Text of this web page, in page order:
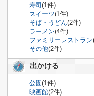
寿司 (1件)
スイーツ(1件)
そば・うどん(2件)
ラーメン(4件)
ファミリーレストラン
その他(2件)
出かける
公園(1件)
映画館(2件)